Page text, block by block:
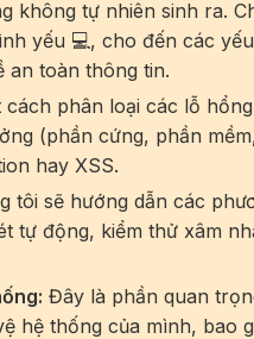
không tự nhiên sinh ra.
yếu 💻, cho đến các
an toàn thông tin.
cách phân loại các lỗ
(phần cứng, phần
hay XSS.
tôi sẽ hướng dẫn các
tự động, kiểm thử xâm
Đây là phần quan
hệ thống của mình, bao